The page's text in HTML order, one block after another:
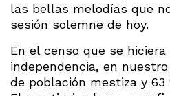
las bellas melodías que
sesión solemne de hoy.
En el censo que se
independencia, en
de población mestiza y 63